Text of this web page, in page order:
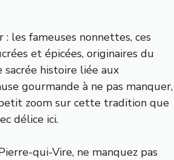
les fameuses nonnettes, ces
et épicées, originaires du
histoire liée aux
gourmande à ne pas manquer,
petit zoom sur cette tradition que
délice ici.
qui-Vire, ne manquez pas